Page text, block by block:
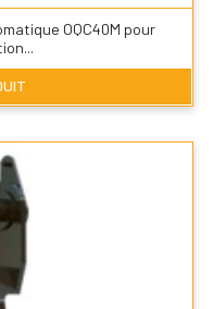
OQC40M pour